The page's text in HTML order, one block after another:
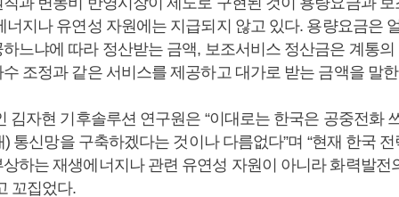
너지나 유연성 자원에는 지급되지 않고 있다. 용량요금은
느냐에 따라 정산받는 금액, 보조서비스 정산금은 계통
조정과 같은 서비스를 제공하고 대가로 받는 금액을 말
김자현 기후솔루션 연구원은 “이대로는 한국은 공중전화
통신망을 구축하겠다는 것이나 다름없다”며 “현재 한국
하는 재생에너지나 관련 유연성 자원이 아니라 화력발전
꼬집었다.